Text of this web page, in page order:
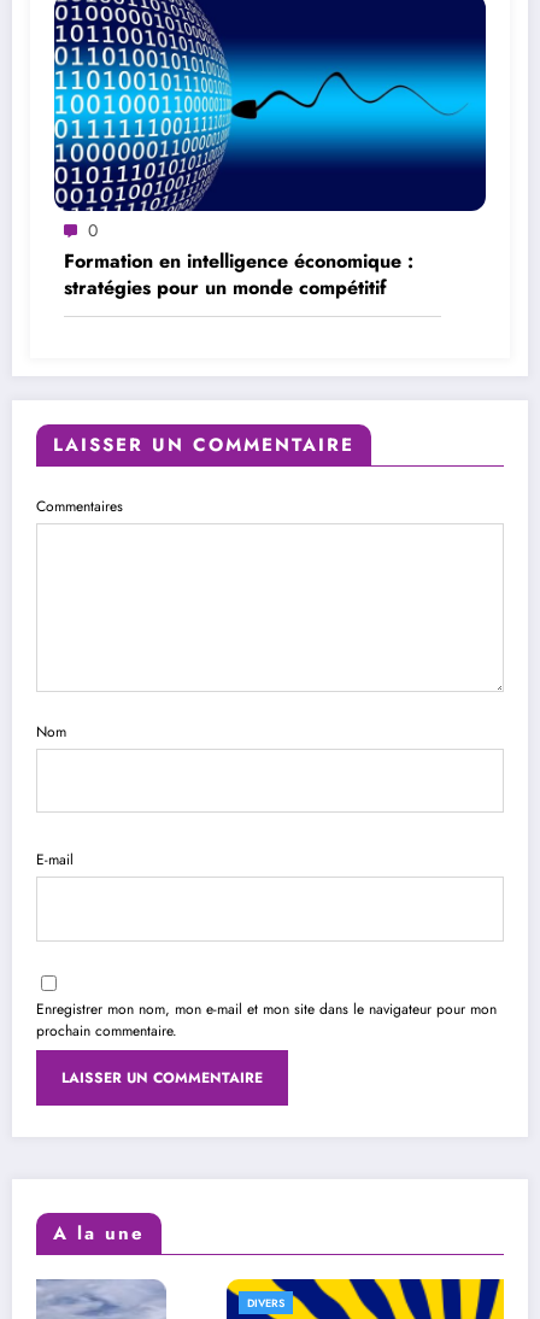
0
Formation en intelligence économique :
stratégies pour un monde compétitif
LAISSER UN COMMENTAIRE
Commentaires
Nom
E-mail
Enregistrer mon nom, mon e-mail et mon site dans le navigateur pour mon
prochain commentaire.
A la une
DIVERS